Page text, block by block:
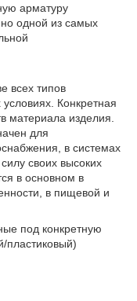
арматуру
одной из самых
всех типов
Конкретная
материала изделия.
для
в системах
своих высоких
в основном в
в пищевой и
под конкретную
пластиковый)